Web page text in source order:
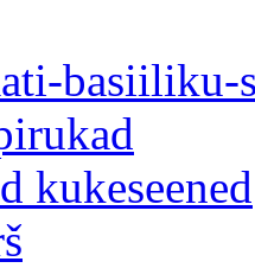
basiiliku-
kukeseened